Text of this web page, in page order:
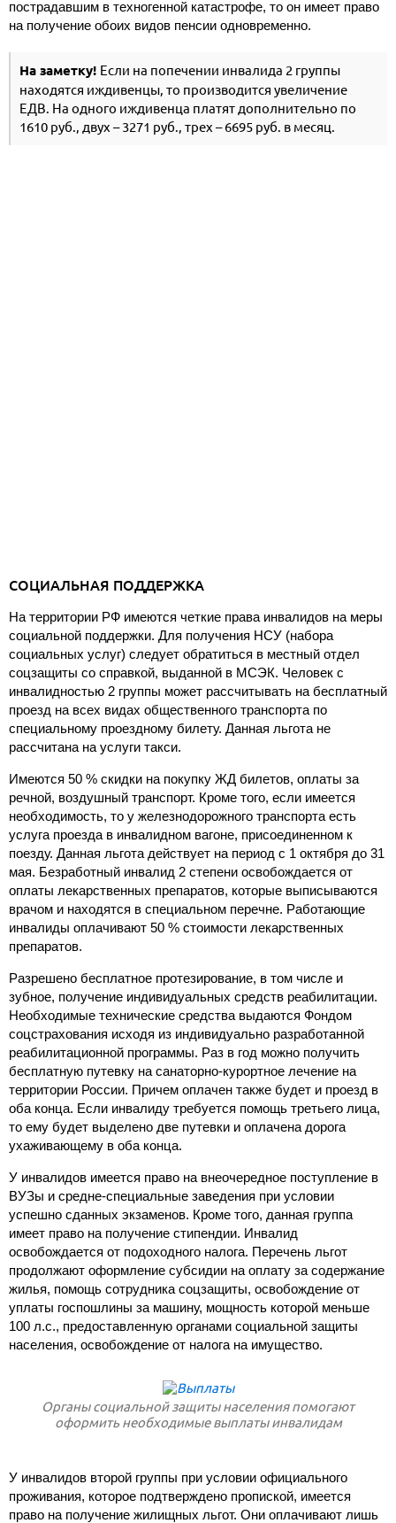
пострадавшим в техногенной катастрофе, то он имеет право
на получение обоих видов пенсии одновременно.
На заметку! Если на попечении инвалида 2 группы
находятся иждивенцы, то производится увеличение
ЕДВ. На одного иждивенца платят дополнительно по
1610 руб., двух – 3271 руб., трех – 6695 руб. в месяц.
СОЦИАЛЬНАЯ ПОДДЕРЖКА
На территории РФ имеются четкие права инвалидов на меры
социальной поддержки. Для получения НСУ (набора
социальных услуг) следует обратиться в местный отдел
соцзащиты со справкой, выданной в МСЭК. Человек с
инвалидностью 2 группы может рассчитывать на бесплатный
проезд на всех видах общественного транспорта по
специальному проездному билету. Данная льгота не
рассчитана на услуги такси.
Имеются 50 % скидки на покупку ЖД билетов, оплаты за
речной, воздушный транспорт. Кроме того, если имеется
необходимость, то у железнодорожного транспорта есть
услуга проезда в инвалидном вагоне, присоединенном к
поезду. Данная льгота действует на период с 1 октября до 31
мая. Безработный инвалид 2 степени освобождается от
оплаты лекарственных препаратов, которые выписываются
врачом и находятся в специальном перечне. Работающие
инвалиды оплачивают 50 % стоимости лекарственных
препаратов.
Разрешено бесплатное протезирование, в том числе и
зубное, получение индивидуальных средств реабилитации.
Необходимые технические средства выдаются Фондом
соцстрахования исходя из индивидуально разработанной
реабилитационной программы. Раз в год можно получить
бесплатную путевку на санаторно-курортное лечение на
территории России. Причем оплачен также будет и проезд в
оба конца. Если инвалиду требуется помощь третьего лица,
то ему будет выделено две путевки и оплачена дорога
ухаживающему в оба конца.
У инвалидов имеется право на внеочередное поступление в
ВУЗы и средне-специальные заведения при условии
успешно сданных экзаменов. Кроме того, данная группа
имеет право на получение стипендии. Инвалид
освобождается от подоходного налога. Перечень льгот
продолжают оформление субсидии на оплату за содержание
жилья, помощь сотрудника соцзащиты, освобождение от
уплаты госпошлины за машину, мощность которой меньше
100 л.с., предоставленную органами социальной защиты
населения, освобождение от налога на имущество.
Органы социальной защиты населения помогают
оформить необходимые выплаты инвалидам
У инвалидов второй группы при условии официального
проживания, которое подтверждено пропиской, имеется
право на получение жилищных льгот. Они оплачивают лишь